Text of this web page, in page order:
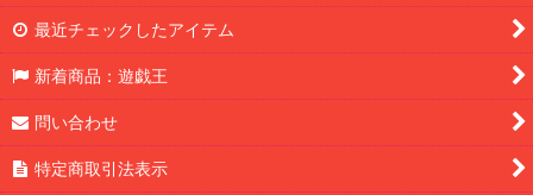
最近チェックしたアイテム
新着商品：遊戯王
問い合わせ
特定商取引法表示